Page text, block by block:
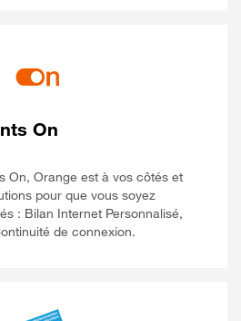
On
On, Orange est à vos côtés et
pour que vous soyez
: Bilan Internet Personnalisé,
de connexion.